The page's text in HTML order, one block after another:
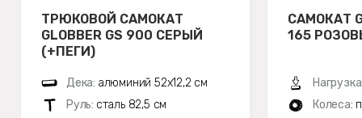
ТРЮКОВОЙ САМОКАТ
GLOBBER GS 900 СЕРЫЙ
(+ПЕГИ)
Дека: алюминий 52х12,2 см
Руль: сталь 82,5 см
САМОКАТ
165
Колеса: